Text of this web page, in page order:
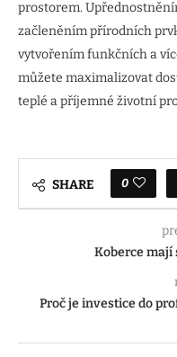
prostorem.
začleněním přírodních
vytvořením funkčních a
můžete maximalizovat
teplé a příjemné životní
SHARE 0
Koberce mají
Proč je investice do